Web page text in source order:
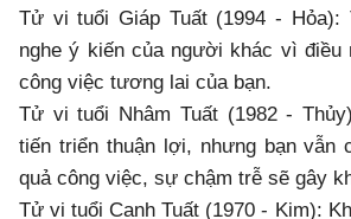
Tử vi tuổi Giáp Tuất (1994 - Hỏa):
nghe ý kiến ​​của người khác vì điều
công việc tương lai của bạn.
Tử vi tuổi Nhâm Tuất (1982 -
tiến triển thuận lợi, nhưng bạn vẫn
quả công việc, sự chậm trễ sẽ gây
Tử vi tuổi Canh Tuất (1970 - Kim):